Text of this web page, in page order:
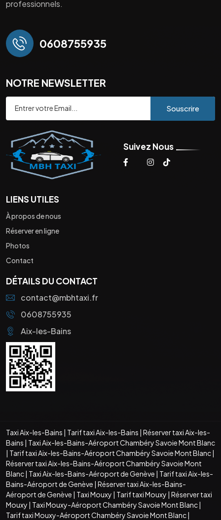
professionnels.
0608755935
NOTRE NEWSLETTER
Souscrire
Suivez Nous
LIENS UTILES
À propos de nous
Réserver en ligne
Photos
Contact
DÉTAILS DU CONTACT
contact@mbhtaxi.fr
0608755935
Aix-les-Bains
Taxi Aix-les-Bains | Tarif taxi Aix-les-Bains | Réserver taxi Aix-les-
Bains | Taxi Aix-les-Bains-Aéroport Chambéry Savoie Mont Blanc
| Tarif taxi Aix-les-Bains-Aéroport Chambéry Savoie Mont Blanc|
Réserver taxi Aix-les-Bains-Aéroport Chambéry Savoie Mont
Blanc| Taxi Aix-les-Bains-Aéroport de Genève | Tarif taxi Aix-les-
Bains-Aéroport de Genève | Réserver taxi Aix-les-Bains-
Aéroport de Genève | Taxi Mouxy | Tarif taxi Mouxy | Réserver taxi
Mouxy | Taxi Mouxy-Aéroport Chambéry Savoie Mont Blanc|
Tarif taxi Mouxy-Aéroport Chambéry Savoie Mont Blanc|